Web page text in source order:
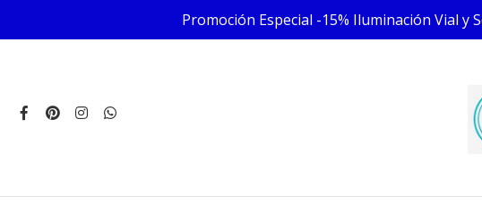
Promoción Especial -15% Iluminación Vial y